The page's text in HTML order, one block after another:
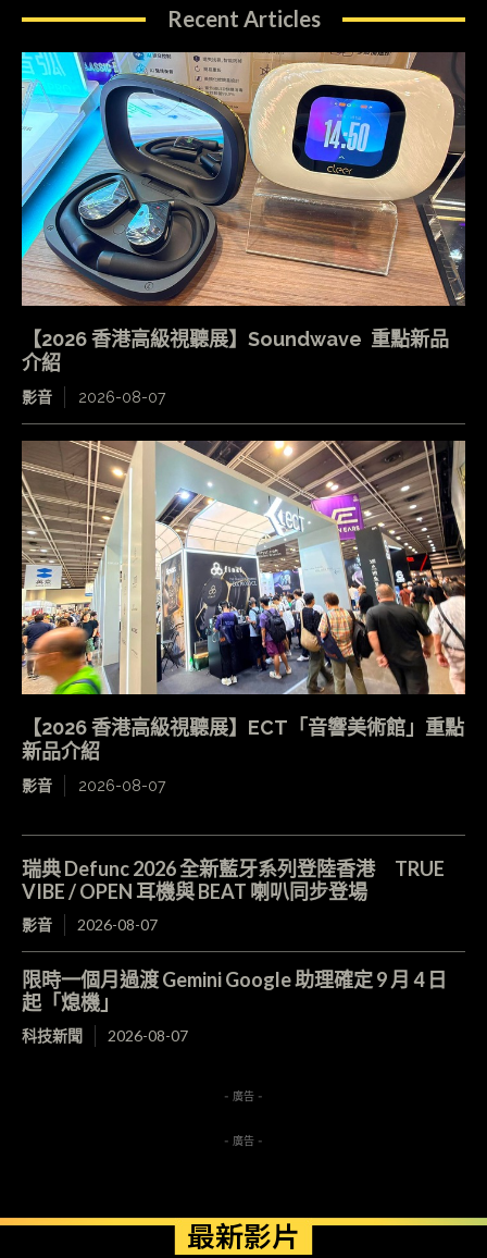
Recent Articles
【2026 香港高級視聽展】Soundwave 重點新品
介紹
影音 2026-08-07
【2026 香港高級視聽展】ECT「音響美術館」重點
新品介紹
影音 2026-08-07
瑞典 Defunc 2026 全新藍牙系列登陸香港 TRUE
VIBE / OPEN 耳機與 BEAT 喇叭同步登場
影音 2026-08-07
限時一個月過渡 Gemini Google 助理確定 9 月 4 日
起「熄機」
科技新聞 2026-08-07
- 廣告 -
- 廣告 -
最新影片